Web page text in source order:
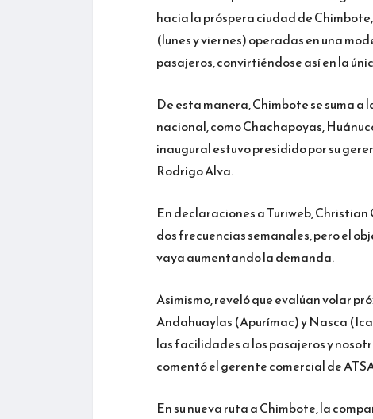
hacia la próspera ciudad de
(lunes y viernes) operadas en una
pasajeros, convirtiéndose así en la
De esta manera, Chimbote se suma
nacional, como Chachapoyas,
inaugural estuvo presidido por su
Rodrigo Alva.
En declaraciones a Turiweb,
dos frecuencias semanales, pero el
vaya aumentando la demanda.
Asimismo, reveló que evalúan volar
Andahuaylas (Apurímac) y Nasca
las facilidades a los pasajeros y
comentó el gerente comercial de
En su nueva ruta a Chimbote, la